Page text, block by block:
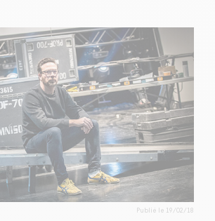
Publié le 19/02/18